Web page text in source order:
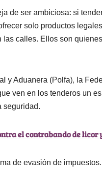
de ser ambiciosa: si
solo productos
calles. Ellos son
y Aduanera (Polfa), la
ven en los tenderos un
seguridad.
el contrabando de
de evasión de